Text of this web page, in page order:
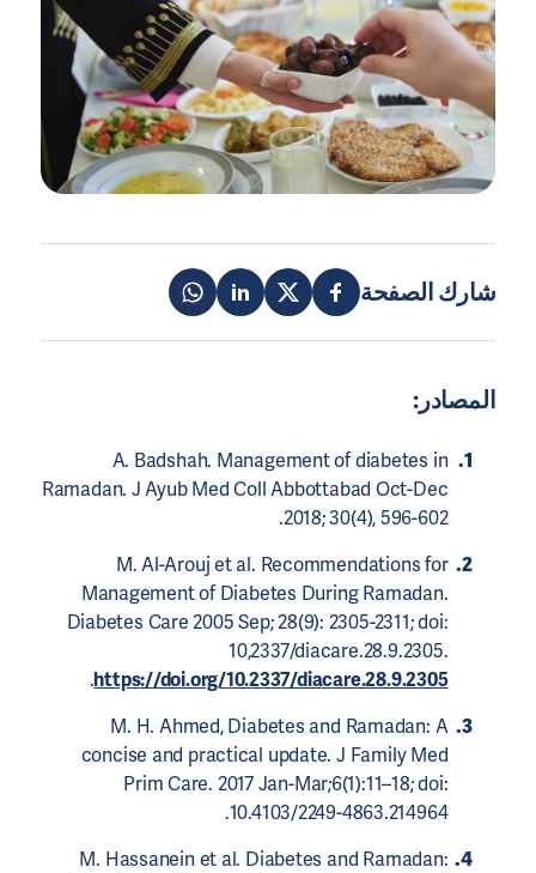
شارك الصفحة
المصادر:
A. Badshah. Management of diabetes in
Ramadan. J Ayub Med Coll Abbottabad Oct-Dec
2018; 30(4), 596-602.
M. Al-Arouj et al. Recommendations for
Management of Diabetes During Ramadan.
Diabetes Care 2005 Sep; 28(9): 2305-2311; doi:
10,2337/diacare.28.9.2305.
https://doi.org/10.2337/diacare.28.9.2305
.
M. H. Ahmed, Diabetes and Ramadan: A
concise and practical update. J Family Med
Prim Care. 2017 Jan-Mar;6(1):11–18; doi:
10.4103/2249-4863.214964.
M. Hassanein et al. Diabetes and Ramadan: